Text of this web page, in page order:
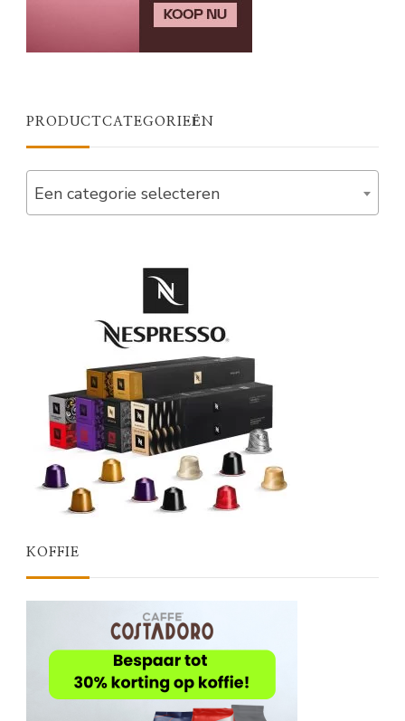
PRODUCTCATEGORIEËN
Een categorie selecteren
KOFFIE